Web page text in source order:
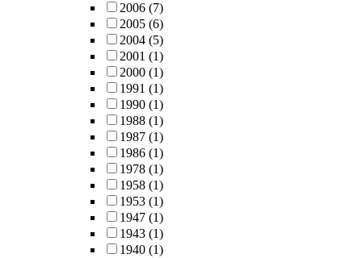
2006 (7)
2005 (6)
2004 (5)
2001 (1)
2000 (1)
1991 (1)
1990 (1)
1988 (1)
1987 (1)
1986 (1)
1978 (1)
1958 (1)
1953 (1)
1947 (1)
1943 (1)
1940 (1)